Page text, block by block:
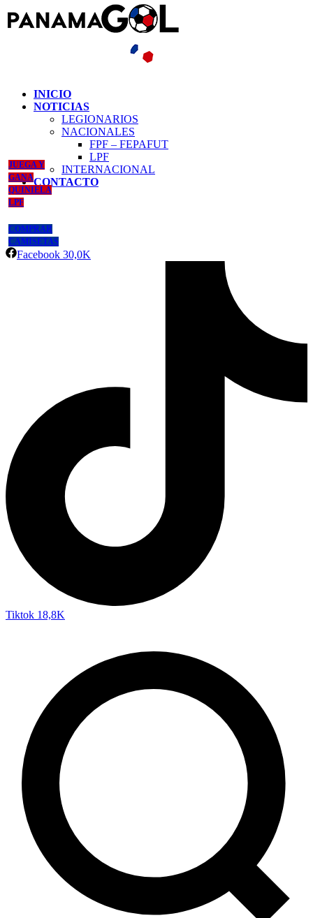
INICIO
NOTICIAS
LEGIONARIOS
NACIONALES
FPF – FEPAFUT
LPF
INTERNACIONAL
CONTACTO
JUEGA Y
GANA
QUINIELA
LPF
COMPRAR
CAMISETAS
Facebook 30,0K
Tiktok 18,8K